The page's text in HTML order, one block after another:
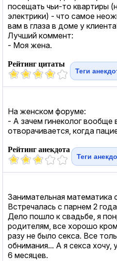
посещать чьи-то квартиры
электрики) - что самое
вам в глаза в доме у
Лучший коммент:
- Моя жена.
Рейтинг цитаты
Теги
На женском форуме:
- А зачем гинеколог вообще
отворачивается, когда
Рейтинг анекдота
Теги
Занимательная математика
Встречалась с парнем 2
Дело пошло к свадьбе, я
родителям, все хорошо
разу не было секса. Все
обнимания... А я секса хочу,
6 месяцев.